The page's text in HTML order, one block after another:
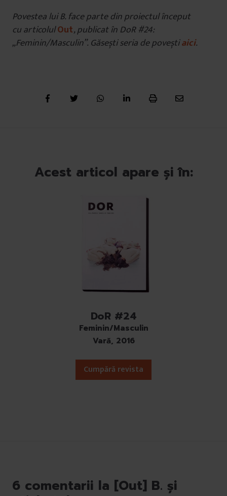
Povestea lui B. face parte din proiectul început
cu articolulOut, publicat în DoR #24:
„Feminin/Masculin”. Găsești seria de poveștiaici.
Acest articol apare și în:
DoR #24
Feminin/Masculin
Vară, 2016
Cumpără revista
6 comentarii la [Out] B. și